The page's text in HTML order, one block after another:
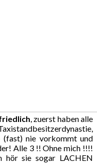
, zuerst haben alle
nie vorkommt und
Alle 3 !! Ohne mich !!!!
hör sie sogar LACHEN